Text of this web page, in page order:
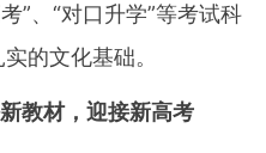
”、“对口升学”等考试科
的文化基础。
教材，迎接新高考